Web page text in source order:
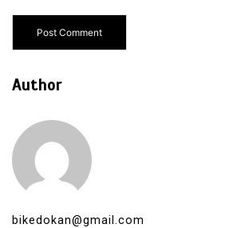
Author
bikedokan@gmail.com